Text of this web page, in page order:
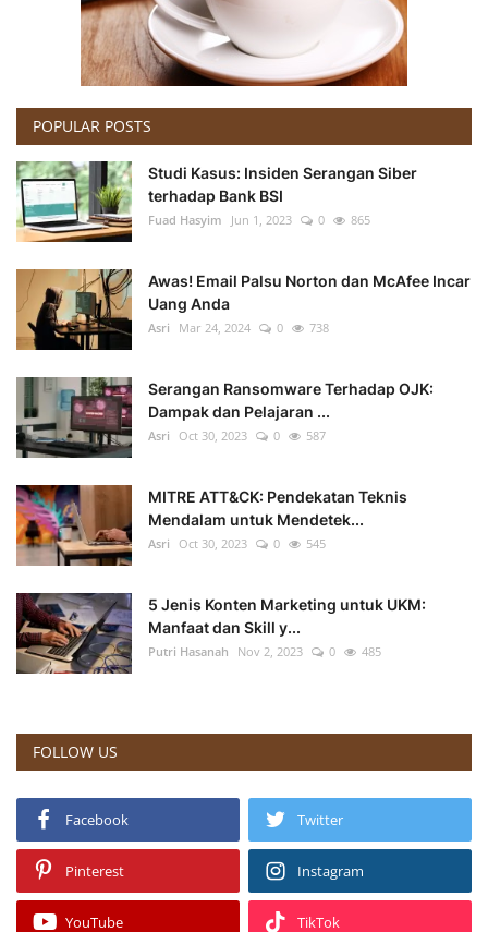
POPULAR POSTS
Studi Kasus: Insiden Serangan Siber
terhadap Bank BSI
Fuad Hasyim Jun 1, 2023 0 865
Awas! Email Palsu Norton dan McAfee Incar
Uang Anda
Asri Mar 24, 2024 0 738
Serangan Ransomware Terhadap OJK:
Dampak dan Pelajaran ...
Asri Oct 30, 2023 0 587
MITRE ATT&CK: Pendekatan Teknis
Mendalam untuk Mendetek...
Asri Oct 30, 2023 0 545
5 Jenis Konten Marketing untuk UKM:
Manfaat dan Skill y...
Putri Hasanah Nov 2, 2023 0 485
FOLLOW US
Facebook Twitter
Pinterest Instagram
YouTube TikTok